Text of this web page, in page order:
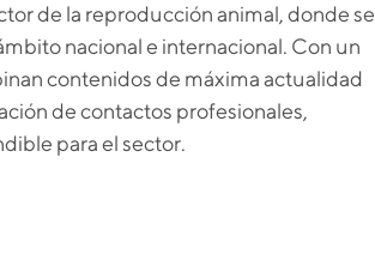
de la reproducción animal, donde se
nacional e internacional. Con un
contenidos de máxima actualidad
de contactos profesionales,
para el sector.